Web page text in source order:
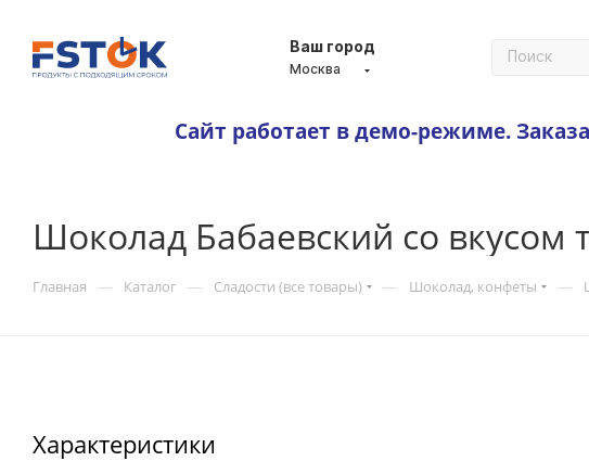
Ваш город
Москва
Сайт работает в демо-режиме.
Шоколад Бабаевский со вкусом
Главная — Каталог — Сладости (все товары) — Шоколад, конфеты —
Характеристики